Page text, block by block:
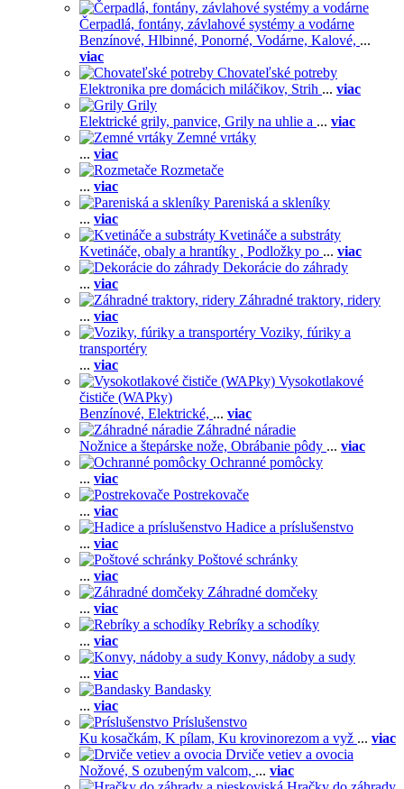
Čerpadlá, fontány, závlahové systémy a vodárne
Benzínové, Hlbinné, Ponorné, Vodárne, Kalové, ...
viac
Chovateľské potreby
Elektronika pre domácich miláčikov, Strih ... viac
Grily
Elektrické grily, panvice, Grily na uhlie a ... viac
Zemné vrtáky
... viac
Rozmetače
... viac
Pareniská a skleníky
... viac
Kvetináče a substráty
Kvetináče, obaly a hrantíky , Podložky po ... viac
Dekorácie do záhrady
... viac
Záhradné traktory, ridery
... viac
Voziky, fúriky a
transportéry
... viac
Vysokotlakové
čističe (WAPky)
Benzínové, Elektrické, ... viac
Záhradné náradie
Nožnice a štepárske nože, Obrábanie pôdy ... viac
Ochranné pomôcky
... viac
Postrekovače
... viac
Hadice a príslušenstvo
... viac
Poštové schránky
... viac
Záhradné domčeky
... viac
Rebríky a schodíky
... viac
Konvy, nádoby a sudy
... viac
Bandasky
... viac
Príslušenstvo
Ku kosačkám, K pílam, Ku krovinorezom a vyž ... viac
Drviče vetiev a ovocia
Nožové, S ozubeným valcom, ... viac